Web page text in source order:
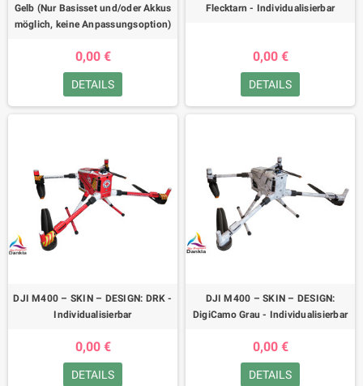
Gelb (Nur Basisset und/oder Akkus
möglich, keine Anpassungsoption)
0,00 €
DETAILS
Flecktarn - Individualisierbar
0,00 €
DETAILS
DJI M400 – SKIN – DESIGN: DRK -
Individualisierbar
0,00 €
DETAILS
DJI M400 – SKIN – DESIGN:
DigiCamo Grau - Individualisierbar
0,00 €
DETAILS